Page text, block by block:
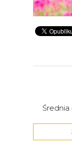
Średnia